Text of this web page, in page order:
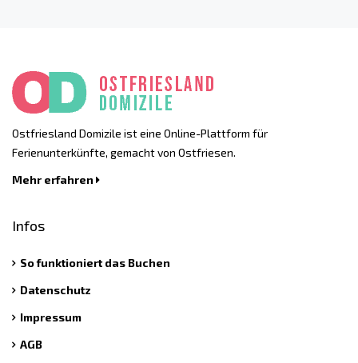
Ostfriesland Domizile ist eine Online-Plattform für
Ferienunterkünfte, gemacht von Ostfriesen.
Mehr erfahren
Infos
So funktioniert das Buchen
Datenschutz
Impressum
AGB